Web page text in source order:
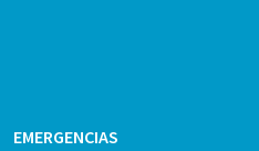
EMERGENCIAS